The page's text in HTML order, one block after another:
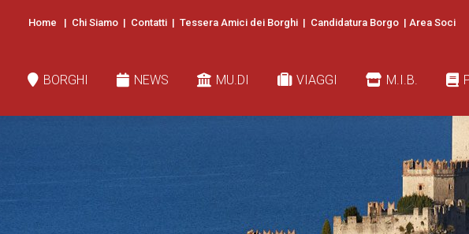
Home | Chi Siamo | Contatti | Tessera Amici dei Borghi | Candidatura Borgo | Area Soci
BORGHI NEWS MU.DI VIAGGI M.I.B.
BORGHI NEWS MU.DI VIAGGI M.I.B.